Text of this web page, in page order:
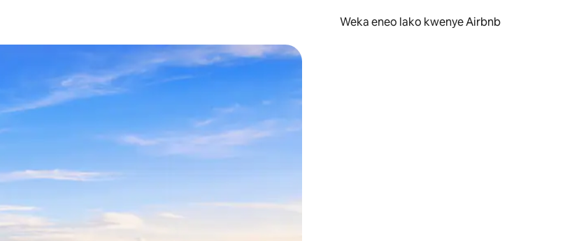
Weka eneo lako kwenye Airbnb